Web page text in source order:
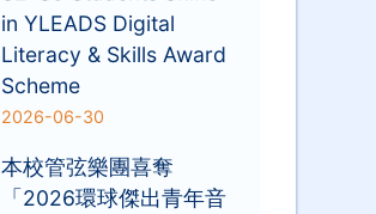
in YLEADS Digital
Literacy & Skills Award
Scheme
2026-06-30
本校管弦樂團喜奪
「2026環球傑出青年音